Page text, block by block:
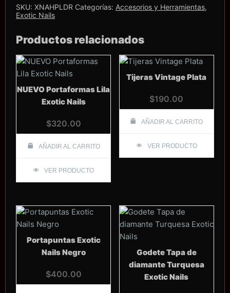
Nails
cantidad
SKU: XNAHPLDR Categorías: Accesorios y Herramientas,
Exotic Nails
Productos relacionados
NUEVO Portaformas Lila
Exotic Nails
$320.00
AÑADIR AL CARRITO
VER PRODUCTO
Tijeras Vintage Plata
$190.00
AÑADIR AL CARRITO
VER PRODUCTO
Portapuntas Exotic
Nails Negro
$400.00
Godete Tapa de
diamante Turquesa
Exotic Nails